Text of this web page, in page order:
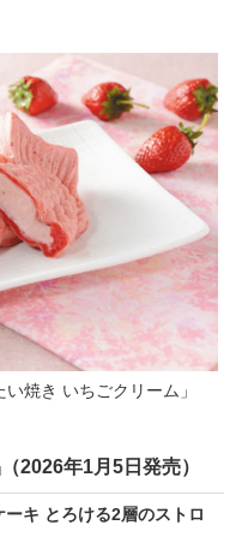
焼き いちごクリーム」
2026年1月5日発売）
キ とろける2層のストロ